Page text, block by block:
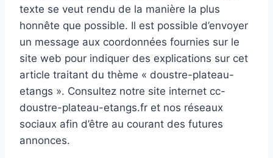
texte se veut rendu de la manière la plus
honnête que possible. Il est possible d’envoyer
un message aux coordonnées fournies sur le
site web pour indiquer des explications sur cet
article traitant du thème « doustre-plateau-
etangs ». Consultez notre site internet cc-
doustre-plateau-etangs.fr et nos réseaux
sociaux afin d’être au courant des futures
annonces.